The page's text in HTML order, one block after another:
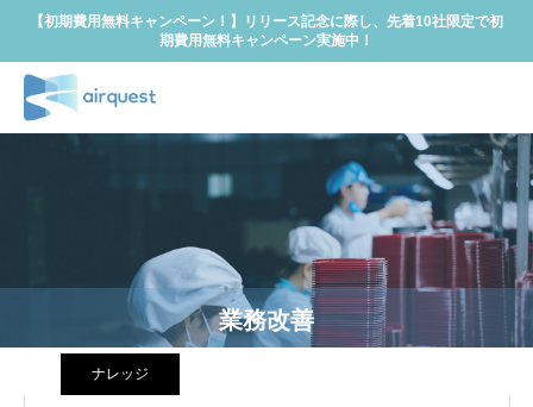
【初期費用無料キャンペーン！】リリース記念に際し、先着10社限定で初
期費用無料キャンペーン実施中！
業務改善
ナレッジ